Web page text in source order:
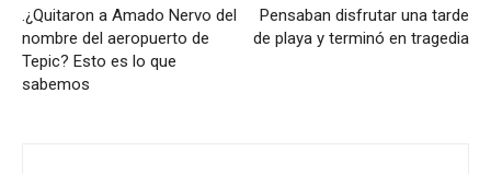
.¿Quitaron a Amado Nervo del
nombre del aeropuerto de
Tepic? Esto es lo que
sabemos
Pensaban disfrutar una tarde
de playa y terminó en tragedia